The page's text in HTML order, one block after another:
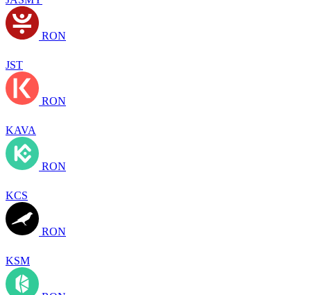
RON
JST
RON
KAVA
RON
KCS
RON
KSM